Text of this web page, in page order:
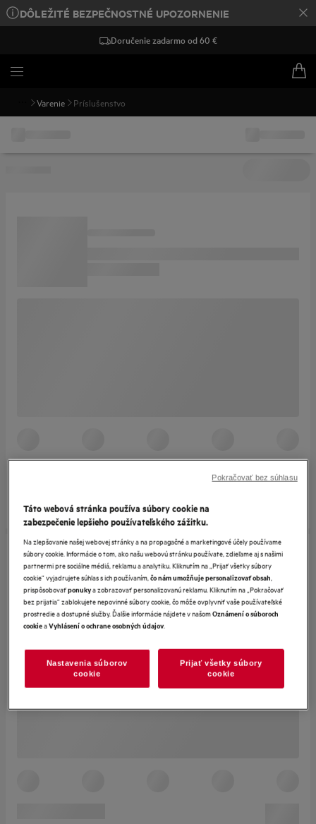
DÔLEŽITÉ BEZPEČNOSTNÉ UPOZORNENIE
Doručenie zadarmo od 60 €
Varenie Príslušenstvo
Táto webová stránka používa súbory cookie na
zabezpečenie lepšieho používateľského zážitku.
Na zlepšovanie našej webovej stránky a na propagačné a marketingové účely používame
súbory cookie. Informácie o tom, ako našu webovú stránku používate, zdieľame aj s našimi
partnermi pre sociálne médiá, reklamu a analytiku. Kliknutím na „Prijať všetky súbory
cookie“ vyjadrujete súhlas s ich používaním,čo nám umožňuje personalizovať obsah,
prispôsobovaťponukya zobrazovať personalizovanú reklamu. Kliknutím na „Pokračovať
bez prijatia“ zablokujete nepovinné súbory cookie, čo môže ovplyvniť vaše používateľské
prostredie a dostupné služby. Ďalšie informácie nájdete v našomOznámení o súboroch
cookieaVyhlásení o ochrane osobných údajov.
Nastavenia súborov
cookie
Prijať všetky súbory
cookie
Pokračovať bez súhlasu